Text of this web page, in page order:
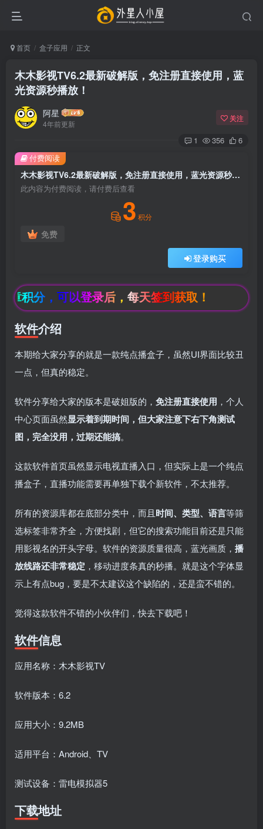
影视
fongmi、
OK接口
接口
2
小苹果影视
v1.0.9电视盒
子破解版下
载，继续免费
白嫖直播和点
播！
付费阅读 盒子应用 # 电视盒子 # 电视软件 # 小苹果
3年前
梅林iptv+5.2.0
电视直播软件
下载，啥频道
分类都有哦！
密码24680！
付费阅读 3 盒子应用 # 电视盒子
3年前
最新电视直播
源地址分享-
ITV源3/12
IPTV源
3年前
首页 盒子应用 正文
木木影视TV6.2最新破解版，免注册直接使用，蓝
光资源秒播放！
阿星
4年前更新
关注
1 356 6
木木影视TV6.2最新破解版，免注册直接使用，蓝光资源秒播放！
此内容为付费阅读，请付费后查看
3 积分
免费
登录购买
付费阅读
积分，可以登录后，每天签到获取！
软件介绍
本期给大家分享的就是一款纯点播盒子，虽然UI界面比较丑
一点，但真的稳定。
软件分享给大家的版本是破姐版的， 免注册直接使用 ，个人
中心页面虽然显示着到期时间，但大家注意下右下角测试
图，完全没用，过期还能搞。
这款软件首页虽然显示电视直播入口，但实际上是一个纯点
播盒子，直播功能需要再单独下载个新软件，不太推荐​。
所有的资源库都在底部分类中，而且时间、类型、语言等筛
选标签非常齐全，方便找剧，但它的搜索功能目前还是只能
用影视名的开头字母。软件的资源质量很高，蓝光画质， 播
放线路还非常稳定 ，移动进度条真的秒播​。就是这个字体显
示上有点bug，要是不太建议这个缺陷的​，还是蛮不错的。
觉得这款软件不错的小伙伴们，快去下载吧！
软件信息
应用名称：木木影视TV
软件版本：6.2
应用大小：9.2MB
适用平台：Android、TV
测试设备：雷电模拟器5
下载地址